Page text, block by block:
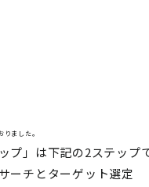
ました。
プ」は下記の2ステップ
ーチとターゲット選定